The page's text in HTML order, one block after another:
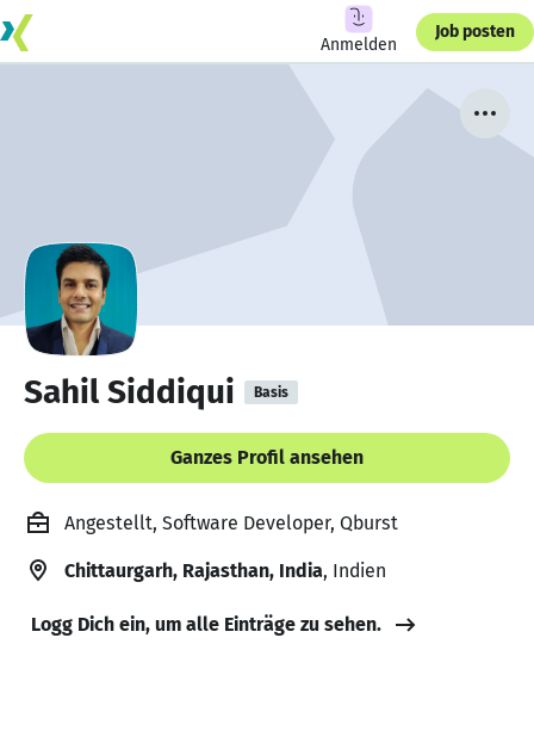
Anmelden
Job posten
Sahil Siddiqui Basis
Ganzes Profil ansehen
Angestellt, Software Developer, Qburst
Chittaurgarh, Rajasthan, India, Indien
Logg Dich ein, um alle Einträge zu sehen.